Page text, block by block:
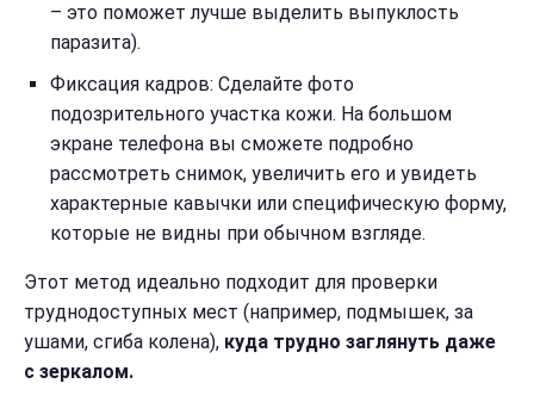
– это поможет лучше выделить выпуклость
паразита).
Фиксация кадров: Сделайте фото
подозрительного участка кожи. На большом
экране телефона вы сможете подробно
рассмотреть снимок, увеличить его и увидеть
характерные кавычки или специфическую форму,
которые не видны при обычном взгляде.
Этот метод идеально подходит для проверки
труднодоступных мест (например, подмышек, за
ушами, сгиба колена), куда трудно заглянуть даже
с зеркалом.